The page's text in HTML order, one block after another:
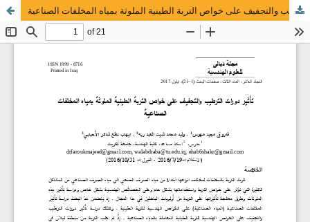
تأثير دورات الترطيب والتجفيف على خواص التربة الطينية الملوثة بمياه المخلفات الصناعية